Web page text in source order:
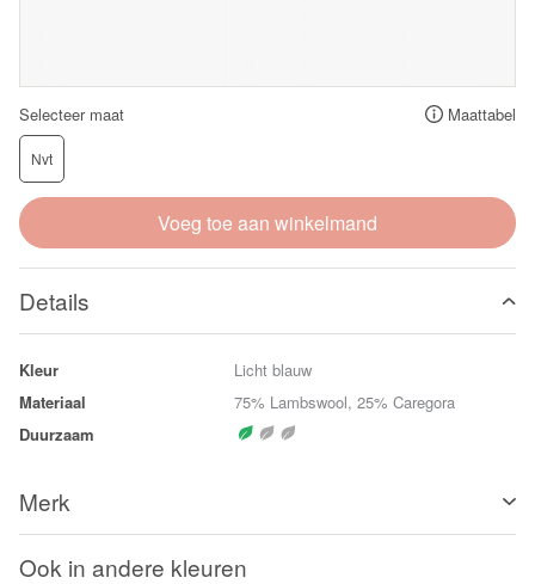
Selecteer maat Maattabel
Nvt
Voeg toe aan winkelmand
Details
Kleur
Licht blauw
Materiaal
75% Lambswool, 25% Caregora
Duurzaam
Merk
Ook in andere kleuren